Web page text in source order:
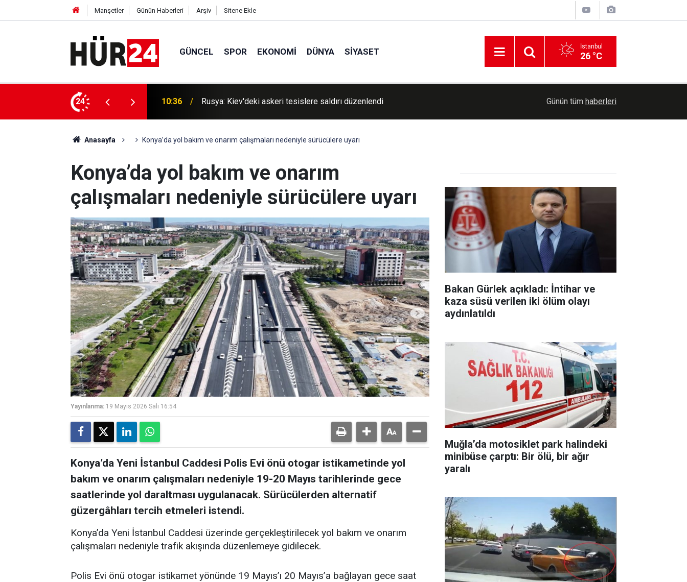
Manşetler Günün Haberleri Arşiv Sitene Ekle
GÜNCEL SPOR EKONOMI DÜNYA SIYASET İstanbul
26 °C
24 10:30 Diyarbakır'da motosikletin araca çarpma anı kameralara yansıdı MOTAŞ şoförü fenalaşan yolcuyu hastaneye
Günün tüm haberleri
Anasayfa Konya’da yol bakım ve onarım çalışmaları nedeniyle sürücülere uyarı
Konya’da yol bakım ve onarım
çalışmaları nedeniyle sürücülere uyarı
Yayınlanma: 19 Mayıs 2026 Salı 16:54
Konya’da Yeni İstanbul Caddesi Polis Evi önü otogar istikametinde yol
bakım ve onarım çalışmaları nedeniyle 19-20 Mayıs tarihlerinde gece
saatlerinde yol daraltması uygulanacak. Sürücülerden alternatif
güzergâhları tercih etmeleri istendi.
Konya’da Yeni İstanbul Caddesi üzerinde gerçekleştirilecek yol bakım ve onarım
çalışmaları nedeniyle trafik akışında düzenlemeye gidilecek.
Polis Evi önü otogar istikamet yönünde 19 Mayıs’ı 20 Mayıs’a bağlayan gece saat
Bakan Gürlek açıkladı: İntihar ve
kaza süsü verilen iki ölüm olayı
aydınlatıldı
Muğla’da motosiklet park halindeki
minibüse çarptı: Bir ölü, bir ağır
yaralı